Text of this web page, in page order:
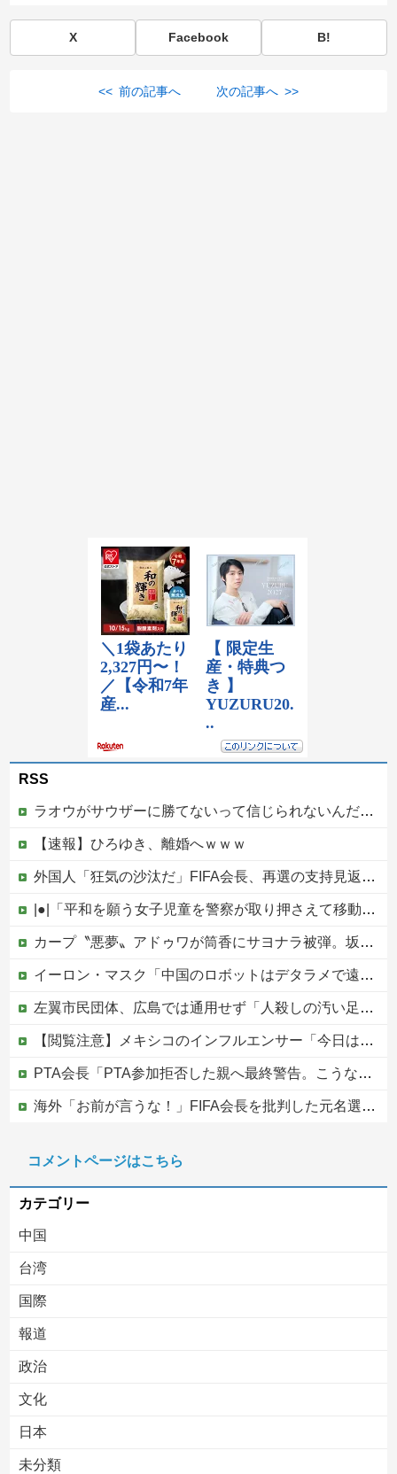
X Facebook B!
<< 前の記事へ 次の記事へ >>
RSS
ラオウがサウザーに勝てないって信じられないんだが…
【速報】ひろゆき、離婚へｗｗｗ
外国人「狂気の沙汰だ」FIFA会長、再選の支持見返りにモロッコへ2030年W杯決勝の開催を打診か！海外から批判殺到！【海外の反応】
|●|「平和を願う女子児童を警察が取り押さえて移動させた」と市民団体が告発、「児童……どこ？」とガチで困惑する人が続出
カープ〝悪夢〟アドゥワが筒香にサヨナラ被弾。坂倉11号！斉藤優5回2失点！辻遠藤ら0封も高が同点被弾。4連敗で今季ワースト借金17【広島3-4xDeNA/試合結果】他
イーロン・マスク「中国のロボットはデタラメで遠隔操作してるだけ」
左翼市民団体、広島では通用せず「人殺しの汚い足で広島の土を踏むな！」→広島県民「お前らの方が汚いんじゃ！」「ワシらが広島県民じゃ」
【閲覧注意】メキシコのインフルエンサー「今日は友達と配達員のアルバイトを体験してみるよ！！」←結果・・・
PTA会長「PTA参加拒否した親へ最終警告。こうなってもいい？」
海外「お前が言うな！」FIFA会長を批判した元名選手に海外から猛反発！（海外の反応）
中国の海水浴場の映像があまりにも・・・
コメントページはこちら
カテゴリー
中国
台湾
国際
報道
政治
文化
日本
未分類